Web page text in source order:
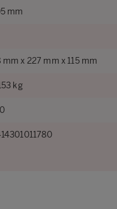
mm
mm x 227 mm x 115 mm
kg